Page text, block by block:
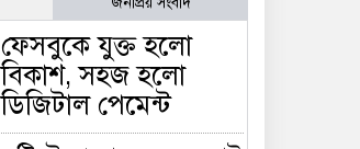
ফেসবুকে যুক্ত হলো
বিকাশ, সহজ হলো
ডিজিটাল পেমেন্ট